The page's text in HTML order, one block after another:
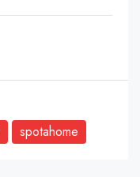
spotahome